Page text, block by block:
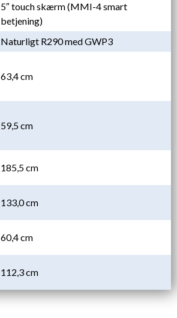
5″ touch skærm (MMI-4 smart
betjening)
Naturligt R290 med GWP3
63,4 cm
59,5 cm
185,5 cm
133,0 cm
60,4 cm
112,3 cm